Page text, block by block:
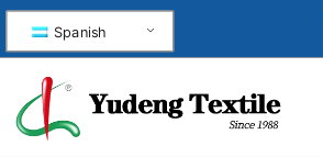
Spanish